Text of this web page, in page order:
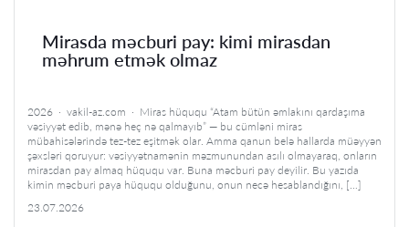
Mirasda məcburi pay: kimi mirasdan
məhrum etmək olmaz
2026 · vakil-az.com · Miras hüququ “Atam bütün əmlakını qardaşıma
vəsiyyət edib, mənə heç nə qalmayıb” — bu cümləni miras
mübahisələrində tez-tez eşitmək olar. Amma qanun belə hallarda müəyyən
şəxsləri qoruyur: vəsiyyətnamənin məzmunundan asılı olmayaraq, onların
mirasdan pay almaq hüququ var. Buna məcburi pay deyilir. Bu yazıda
kimin məcburi paya hüququ olduğunu, onun necə hesablandığını, […]
23.07.2026